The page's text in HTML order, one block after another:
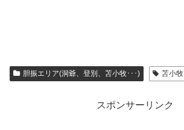
胆振エリア(洞爺、登別、苫小牧･･･) 苫小牧
スポンサーリンク